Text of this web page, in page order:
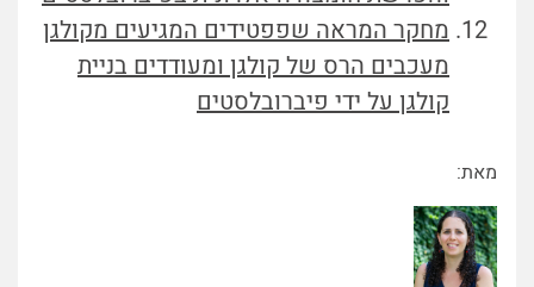
מחקר המראה שפפטידים המגיעים מקולגן
מעכבים הרס של קולגן ומעודדים בניית
קולגן על ידי פיברובלסטים
מאת: